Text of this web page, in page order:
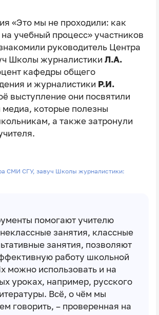
«Это мы не проходили: как
учебный процесс» участников
руководитель Центра
Школы журналистики Л.А.
кафедры общего
и журналистики Р.И.
выступление они посвятили
медиа, которые полезны
а также затронули
СМИ СГУ, завуч Школы журналистики:
помогают учителю
занятия, классные
занятия, позволяют
работу школьной
можно использовать и на
уроках, например, русского
Всё, о чём мы
говорить, – проверенная на